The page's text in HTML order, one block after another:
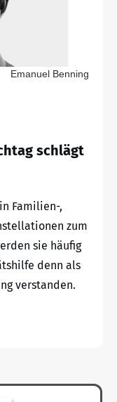
Emanuel Benning
schlägt
Familien-,
zum
sie häufig
denn als
verstanden.